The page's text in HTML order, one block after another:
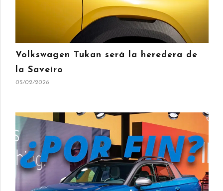
Volkswagen Tukan será la heredera de
la Saveiro
05/02/2026